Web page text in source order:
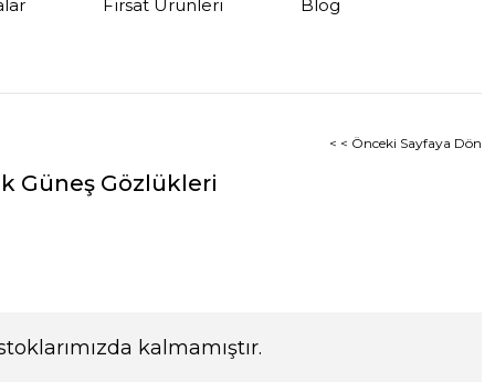
Fırsat Ürünleri Blog
< < Önceki Sayfaya Dön
Güneş Gözlükleri
kalmamıştır.